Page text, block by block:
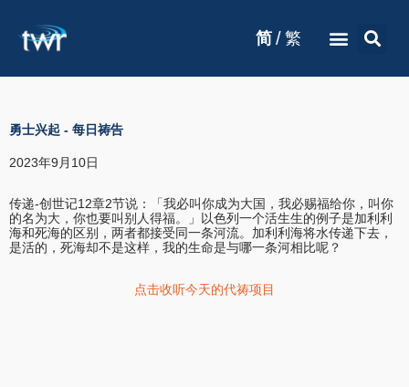
简 / 繁
勇士兴起 - 每日祷告
2023年9月10日
传递-创世记12章2节说：「我必叫你成为大国，我必赐福给你，叫你
的名为大，你也要叫别人得福。」以色列一个活生生的例子是加利利
海和死海的区别，两者都接受同一条河流。加利利海将水传递下去，
是活的，死海却不是这样，我的生命是与哪一条河相比呢？
点击收听今天的代祷项目